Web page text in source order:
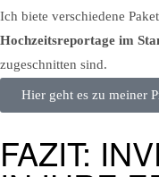
Ich biete verschiedene
Hochzeitsreportage im
zugeschnitten sind.
Hier geht es zu meiner
FAZIT: